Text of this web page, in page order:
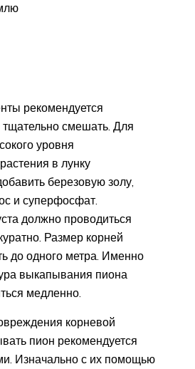
рекомендуется
тщательно смешать. Для
уровня
в лунку
березовую золу,
и суперфосфат.
должно проводиться
Размер корней
до одного метра. Именно
выкапывания пиона
медленно.
корневой
пион рекомендуется
Изначально с их помощью